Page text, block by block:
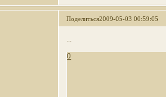
Поделиться2009-05-03 00:59:05
0